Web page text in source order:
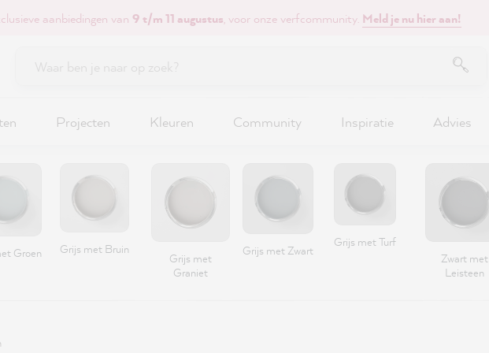
aanbiedingen van 9 t/m 11 augustus, voor onze verfcommunity. Meld je nu hier aan!
Projecten Kleuren Community Inspiratie Advies
Groen Grijs met Bruin
Grijs met
Graniet
Grijs met Zwart
Grijs met Turf
Zwart met
Leisteen